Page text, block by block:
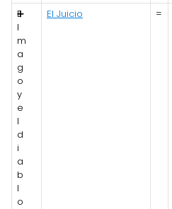
E
l
m
a
g
o
y
e
l
d
i
a
b
l
o
➕ El Juicio =